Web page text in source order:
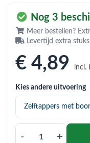
(Verwarming, kachels
(Zonneboilersets &
Nog 3
Meer bestellen?
Levertijd extra
€ 4,89 incl.
Kies andere uitvoering
- +